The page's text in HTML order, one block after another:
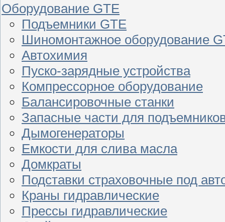
Оборудование GTE
Подъемники GTE
Шиномонтажное оборудование
Автохимия
Пуско-зарядные устройства
Компрессорное оборудование
Балансировочные станки
Запасные части для
Дымогенераторы
Емкости для слива масла
Домкраты
Подставки страховочные под
Краны гидравлические
Прессы гидравлические